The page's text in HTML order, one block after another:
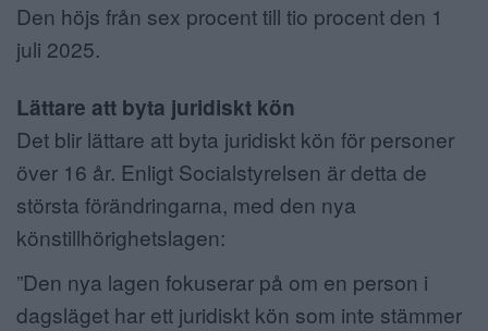
Den höjs från sex procent till tio procent den 1
juli 2025.
Lättare att byta juridiskt kön
Det blir lättare att byta juridiskt kön för personer
över 16 år. Enligt Socialstyrelsen är detta de
största förändringarna, med den nya
könstillhörighetslagen:
”Den nya lagen fokuserar på om en person i
dagsläget har ett juridiskt kön som inte stämmer